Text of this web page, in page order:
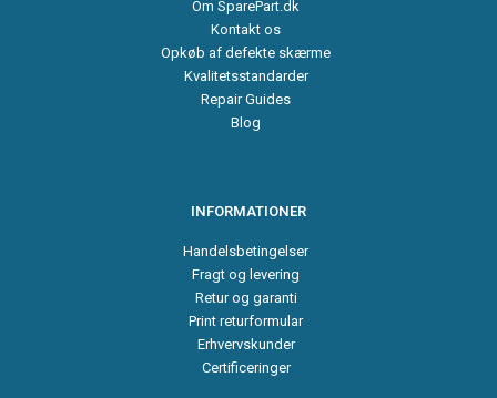
Om SparePart.dk
Kontakt os
Opkøb af defekte skærme
Kvalitetsstandarder
Repair Guides
Blog
INFORMATIONER
Handelsbetingelser
Fragt og levering
Retur og garanti
Print returformular
Erhvervskunder
Certificeringer